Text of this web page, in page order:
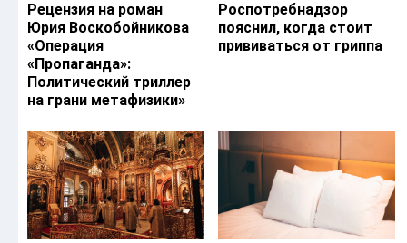
Рецензия на роман
Юрия Воскобойникова
«Операция
«Пропаганда»:
Политический триллер
на грани метафизики»
Роспотребнадзор
пояснил, когда стоит
прививаться от гриппа